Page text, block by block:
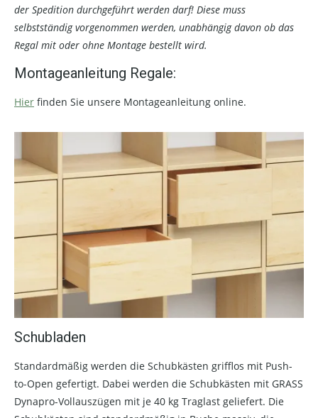
der Spedition durchgeführt werden darf! Diese muss
selbstständig vorgenommen werden, unabhängig davon ob das
Regal mit oder ohne Montage bestellt wird.
Montageanleitung Regale:
Hier finden Sie unsere Montageanleitung online.
Schubladen
Standardmäßig werden die Schubkästen grifflos mit Push-
to-Open gefertigt. Dabei werden die Schubkästen mit GRASS
Dynapro-Vollauszügen mit je 40 kg Traglast geliefert. Die